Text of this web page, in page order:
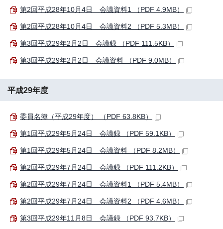
第2回平成28年10月4日 会議資料1 （PDF 4.9MB）
第2回平成28年10月4日 会議資料2 （PDF 5.3MB）
第3回平成29年2月2日 会議録 （PDF 111.5KB）
第3回平成29年2月2日 会議資料 （PDF 9.0MB）
平成29年度
委員名簿（平成29年度） （PDF 63.8KB）
第1回平成29年5月24日 会議録 （PDF 59.1KB）
第1回平成29年5月24日 会議資料 （PDF 8.2MB）
第2回平成29年7月24日 会議録 （PDF 111.2KB）
第2回平成29年7月24日 会議資料1 （PDF 5.4MB）
第2回平成29年7月24日 会議資料2 （PDF 4.6MB）
第3回平成29年11月8日 会議録 （PDF 93.7KB）